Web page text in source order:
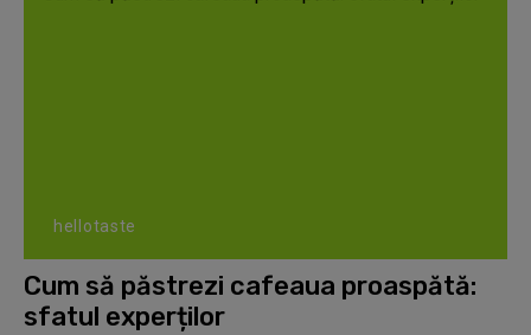
hellotaste
Cum să păstrezi cafeaua proaspătă:
sfatul experților